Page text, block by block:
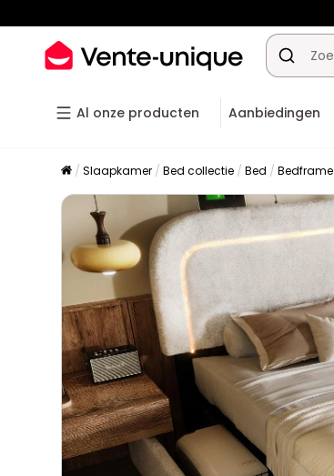
Al onze producten Aanbiedingen
Slaapkamer Bed collectie Bed Bedframe